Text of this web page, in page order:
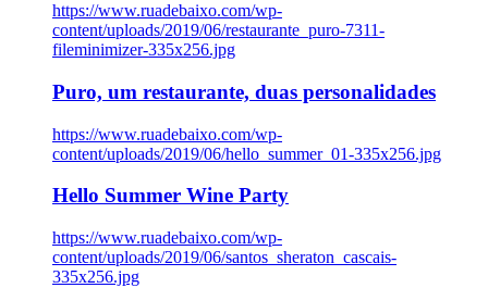
https://www.ruadebaixo.com/wp-
content/uploads/2019/06/restaurante_puro-7311-
fileminimizer-335x256.jpg
Puro, um restaurante, duas personalidades
https://www.ruadebaixo.com/wp-
content/uploads/2019/06/hello_summer_01-335x256.jpg
Hello Summer Wine Party
https://www.ruadebaixo.com/wp-
content/uploads/2019/06/santos_sheraton_cascais-
335x256.jpg